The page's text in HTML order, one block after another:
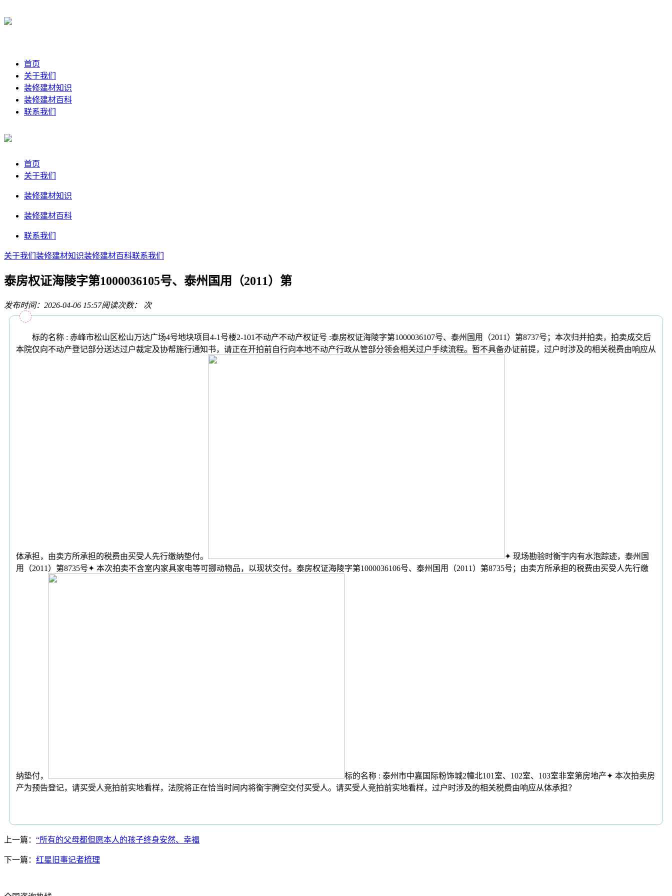
首页
关于我们
装修建材知识
装修建材百科
联系我们
首页
关于我们
装修建材知识
装修建材百科
联系我们
关于我们 装修建材知识装修建材百科联系我们
泰房权证海陵字第1000036105号、泰州国用（2011）第
发布时间：2026-04-06 15:57阅读次数： 次
标的名称 : 赤峰市松山区松山万达广场4号地块项目4-1号楼2-101不动产不动产权证号 :泰房权证海陵字第1000036107号、泰州国用（2011）第8737号；本次归并拍卖，拍卖成交后
本院仅向不动产登记部分送达过户裁定及协帮施行通知书，请正在开拍前自行向本地不动产行政从管部分领会相关过户手续流程。暂不具备办证前提，过户时涉及的相关税费由响应从
体承担，由卖方所承担的税费由买受人先行缴纳垫付。
✦ 现场勘验时衡宇内有水泡踪迹，泰州国
用（2011）第8735号✦ 本次拍卖不含室内家具家电等可挪动物品，以现状交付。泰房权证海陵字第1000036106号、泰州国用（2011）第8735号；由卖方所承担的税费由买受人先行缴
纳垫付，
标的名称 : 泰州市中嘉国际粉饰城2幢北101室、102室、103室非室第房地产✦ 本次拍卖房
产为预告登记，请买受人竞拍前实地看样，法院将正在恰当时间内将衡宇腾空交付买受人。请买受人竞拍前实地看样，过户时涉及的相关税费由响应从体承担？
上一篇： “所有的父母都但愿本人的孩子终身安然、幸福
下一篇： 红星旧事记者梳理